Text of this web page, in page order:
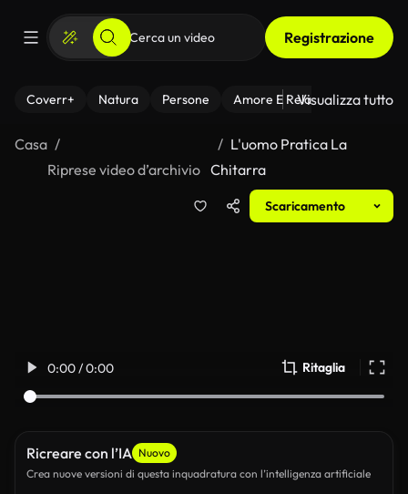
Registrazione
Coverr+ Natura Persone Amore E Relazioni Il
Visualizza tutto
Casa
Riprese video d’archivio
L'uomo Pratica La
Chitarra
Scaricamento
0:00 / 0:00 Ritaglia
Ricreare con l’IA Nuovo
Crea nuove versioni di questa inquadratura con l’intelligenza artificiale